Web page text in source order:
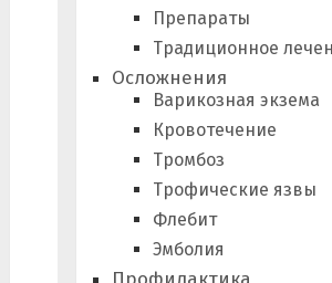
Препараты
Традиционное
Осложнения
Варикозная экзема
Кровотечение
Тромбоз
Трофические язвы
Флебит
Эмболия